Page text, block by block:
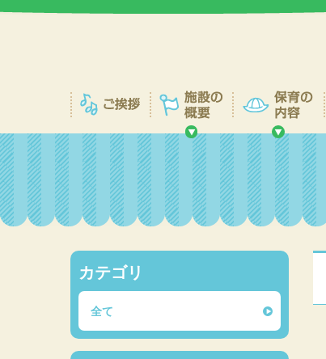
カテゴリ
全て